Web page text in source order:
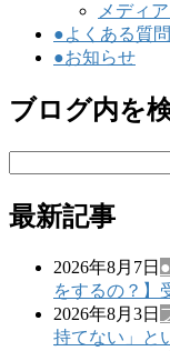
メディ
●よくある質問
●お知らせ
ブログ内を
最新記事
2026年8月7日
をするの？】
2026年8月3日
持てない」と